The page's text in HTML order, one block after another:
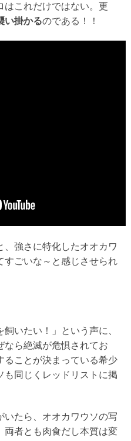
はこれだけではない。更
い掛かるのである！！
強さに特化したオオカワ
すごいな～と感じさせられ
いたい！」という声に、
なら絶滅が危惧されてお
ることが決まっている希少
も同じくレッドリストに掲
いたら、オオカワウソの写
両者とも肉食だし本質は変